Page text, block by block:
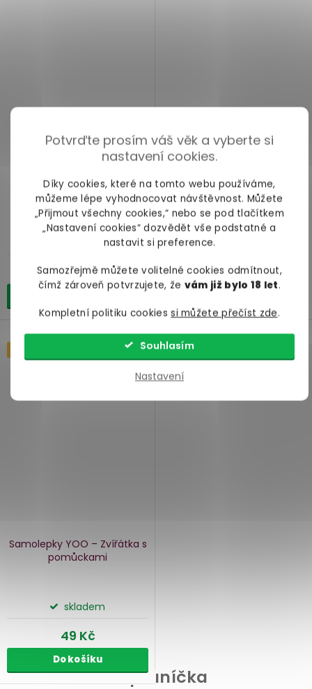
Potvrďte prosím váš věk a vyberte si
nastavení cookies.
Díky cookies, které na tomto webu používáme,
můžeme lépe vyhodnocovat návštěvnost. Můžete
„Přijmout všechny cookies,“ nebo se pod tlačítkem
„Nastavení cookies“ dozvědět vše podstatné a
nastavit si preference.
Samozřejmě můžete volitelné cookies odmítnout,
čímž zároveň potvrzujete, že vám již bylo 18 let.
Kompletní politiku cookiessi můžete přečíst zde.
Nastavení
Souhlasím
Přání s obálkou YOO –
Zamilovaní jednorožci
vínové
skladem
49 Kč
Samolepky YOO – Hravé
nápisy
49 Kč
Do košíku
Samolepky YOO – Zvířátka s
pomůckami
skladem
49 Kč
Do košíku
Balení dárků, přáníčka